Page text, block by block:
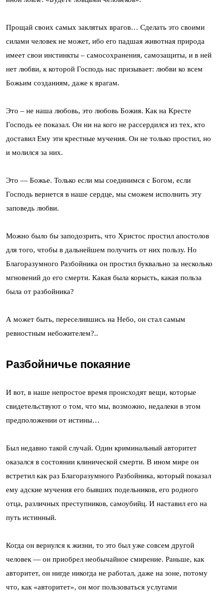
Прощай своих самых заклятых врагов… Сделать это своими
силами человек не может, ибо его падшая животная природа
имеет свои инстинкты – самосохранения, самозащиты, и в ней
нет любви, к которой Господь нас призывает: любви ко всем
Божьим созданиям, даже к врагам.
Это – не наша любовь, это любовь Божия. Как на Кресте
Господь ее показал. Он ни на кого не рассердился из тех, кто
доставил Ему эти крестные мучения. Он не только простил, но
и молился за них.
Это — Божье. Только если мы соединимся с Богом, если
Господь вернется в наше сердце, мы сможем исполнить эту
заповедь любви.
Можно было бы заподозрить, что Христос простил апостолов
для того, чтобы в дальнейшем получить от них пользу. Но
Благоразумного Разбойника он простил буквально за несколько
мгновений до его смерти. Какая была корысть, какая польза
была от разбойника?
А может быть, переселившись на Небо, он стал самым
ревностным небожителем?..
Разбойничье покаяние
И вот, в наше непростое время происходят вещи, которые
свидетельствуют о том, что мы, возможно, недалеки в этом
предположении от истины…
Был недавно такой случай. Один криминальный авторитет
оказался в состоянии клинической смерти. В ином мире он
встретил как раз Благоразумного Разбойника, который показал
ему адские мучения его бывших подельников, его родного
отца, различных преступников, самоубийц. И наставил его на
путь истинный.
Когда он вернулся к жизни, то это был уже совсем другой
человек — он приобрел необычайное смирение. Раньше, как
авторитет, он нигде никогда не работал, даже на зоне, потому
что, как «авторитет», он мог пользоваться услугами